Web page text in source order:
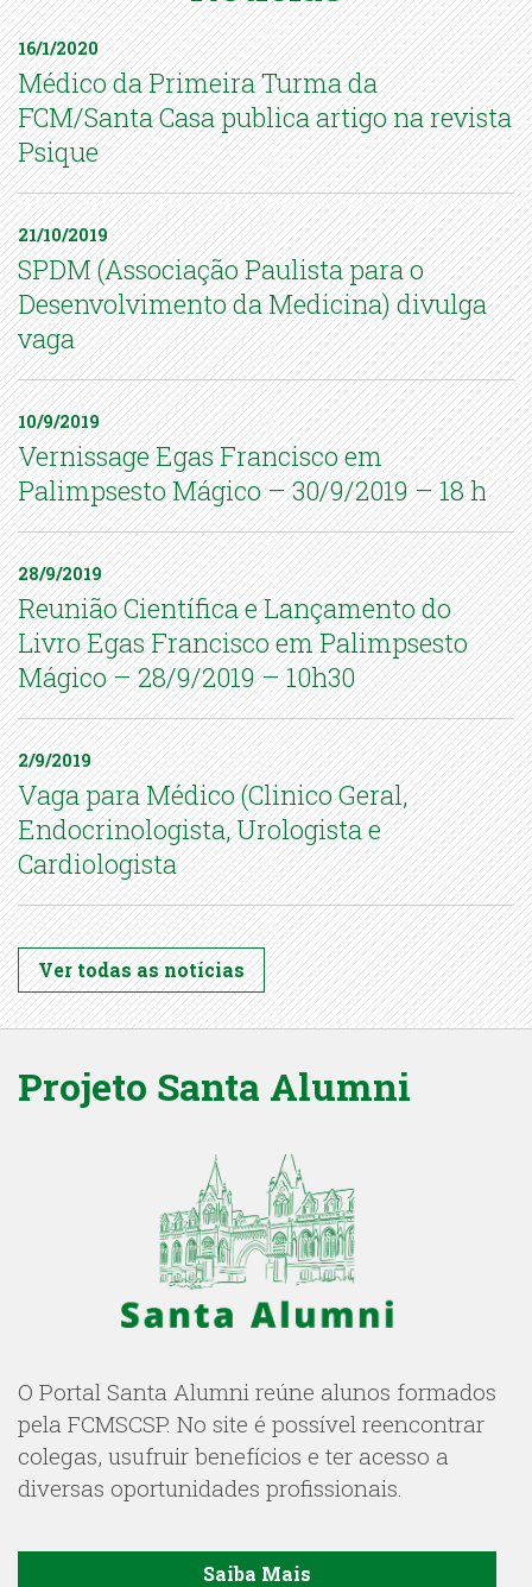
16/1/2020
Médico da Primeira Turma da
FCM/Santa Casa publica artigo na revista
Psique
21/10/2019
SPDM (Associação Paulista para o
Desenvolvimento da Medicina) divulga
vaga
10/9/2019
Vernissage Egas Francisco em
Palimpsesto Mágico – 30/9/2019 – 18 h
28/9/2019
Reunião Científica e Lançamento do
Livro Egas Francisco em Palimpsesto
Mágico – 28/9/2019 – 10h30
2/9/2019
Vaga para Médico (Clinico Geral,
Endocrinologista, Urologista e
Cardiologista
Ver todas as notícias
Projeto Santa Alumni
O Portal Santa Alumni reúne alunos formados
pela FCMSCSP. No site é possível reencontrar
colegas, usufruir benefícios e ter acesso a
diversas oportunidades profissionais.
Saiba Mais